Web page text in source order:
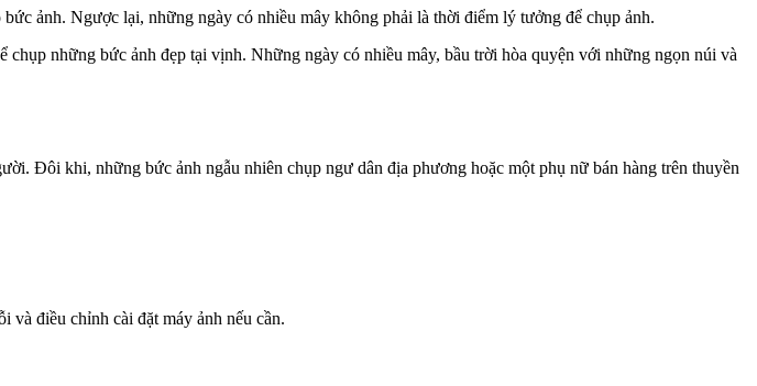
ảnh. Ngược lại, những ngày có nhiều mây không phải là thời điểm lý tưởng để chụp ảnh.
những bức ảnh đẹp tại vịnh. Những ngày có nhiều mây, bầu trời hòa quyện với những ngọn núi và
Đôi khi, những bức ảnh ngẫu nhiên chụp ngư dân địa phương hoặc một phụ nữ bán hàng trên thuyền
và điều chỉnh cài đặt máy ảnh nếu cần.